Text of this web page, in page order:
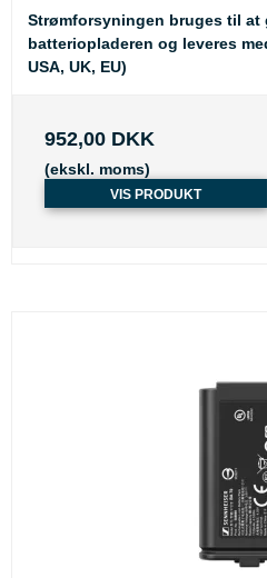
Strømforsyningen bruges til at
batteriopladeren og leveres
USA, UK, EU)
952,00 DKK
(ekskl. moms)
VIS PRODUKT